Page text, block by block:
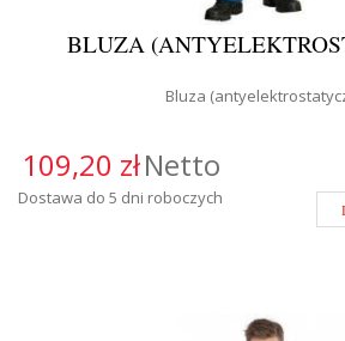
BLUZA
Bluza
109,20 złNetto
Dostawa do 5 dni roboczych